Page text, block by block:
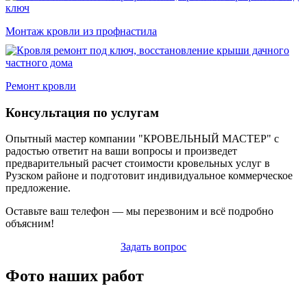
Монтаж кровли из профнастила
Ремонт кровли
Консультация по услугам
Опытный мастер компании "КРОВЕЛЬНЫЙ МАСТЕР" с
радостью ответит на ваши вопросы и произведет
предварительный расчет стоимости кровельных услуг в
Рузском районе и подготовит индивидуальное коммерческое
предложение.
Оставьте ваш телефон — мы перезвоним и всё подробно
объясним!
Задать вопрос
Фото наших работ